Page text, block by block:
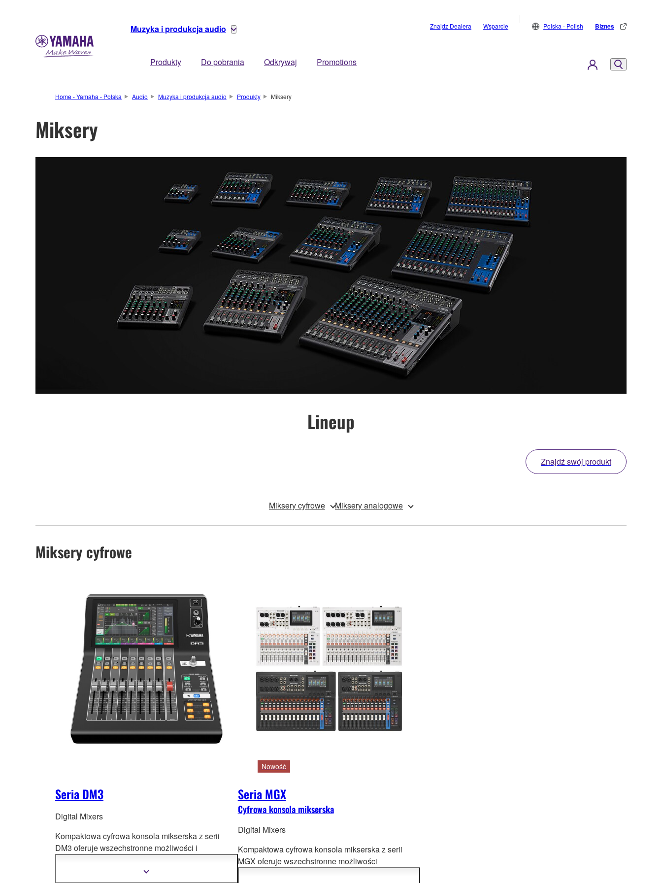
Muzyka i produkcja audio
Produkty Do pobrania Odkrywaj Promotions
Znajdz Dealera Wsparcie Polska - Polish Biznes
Home - Yamaha - Polska Audio Muzyka i produkcja audio Produkty Miksery
Miksery
Lineup
Znajdź swój produkt
Miksery cyfrowe Miksery analogowe
Miksery cyfrowe
Seria DM3
Digital Mixers
Kompaktowa cyfrowa konsola mikserska z serii
DM3 oferuje wszechstronne możliwości i
Oferuje doskonałą jakość dźwięku, szybką i łatwą
Pokaż
Seria MGX
Cyfrowa konsola mikserska
Nowość
Digital Mixers
Kompaktowa cyfrowa konsola mikserska z serii
MGX oferuje wszechstronne możliwości